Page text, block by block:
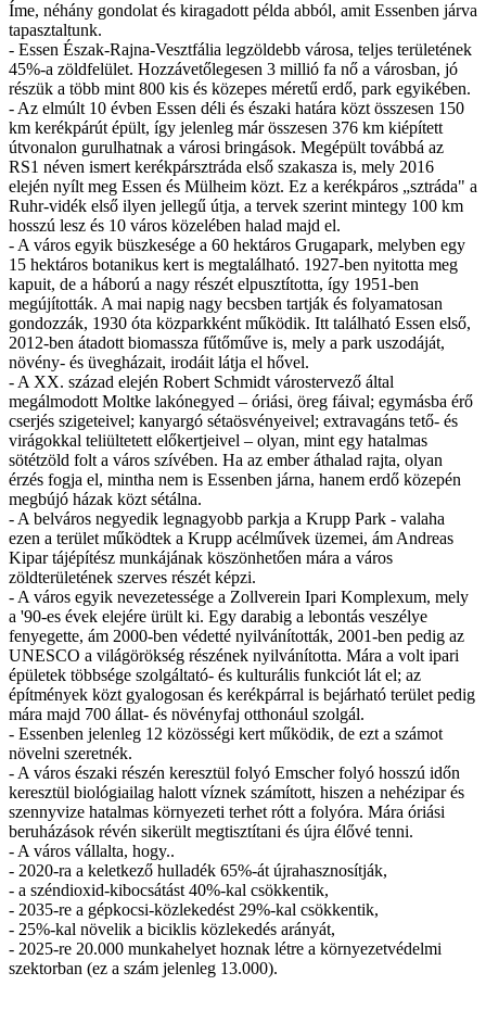
Íme, néhány gondolat és kiragadott példa abból, amit Essenben járva
tapasztaltunk.
- Essen Észak-Rajna-Vesztfália legzöldebb városa, teljes területének
45%-a zöldfelület. Hozzávetőlegesen 3 millió fa nő a városban, jó
részük a több mint 800 kis és közepes méretű erdő, park egyikében.
- Az elmúlt 10 évben Essen déli és északi határa közt összesen 150
km kerékpárút épült, így jelenleg már összesen 376 km kiépített
útvonalon gurulhatnak a városi bringások. Megépült továbbá az
RS1 néven ismert kerékpársztráda első szakasza is, mely 2016
elején nyílt meg Essen és Mülheim közt. Ez a kerékpáros „sztráda" a
Ruhr-vidék első ilyen jellegű útja, a tervek szerint mintegy 100 km
hosszú lesz és 10 város közelében halad majd el.
- A város egyik büszkesége a 60 hektáros Grugapark, melyben egy
15 hektáros botanikus kert is megtalálható. 1927-ben nyitotta meg
kapuit, de a háború a nagy részét elpusztította, így 1951-ben
megújították. A mai napig nagy becsben tartják és folyamatosan
gondozzák, 1930 óta közparkként működik. Itt található Essen első,
2012-ben átadott biomassza fűtőműve is, mely a park uszodáját,
növény- és üvegházait, irodáit látja el hővel.
- A XX. század elején Robert Schmidt várostervező által
megálmodott Moltke lakónegyed – óriási, öreg fáival; egymásba érő
cserjés szigeteivel; kanyargó sétaösvényeivel; extravagáns tető- és
virágokkal teliültetett előkertjeivel – olyan, mint egy hatalmas
sötétzöld folt a város szívében. Ha az ember áthalad rajta, olyan
érzés fogja el, mintha nem is Essenben járna, hanem erdő közepén
megbújó házak közt sétálna.
- A belváros negyedik legnagyobb parkja a Krupp Park - valaha
ezen a terület működtek a Krupp acélművek üzemei, ám Andreas
Kipar tájépítész munkájának köszönhetően mára a város
zöldterületének szerves részét képzi.
- A város egyik nevezetessége a Zollverein Ipari Komplexum, mely
a '90-es évek elejére ürült ki. Egy darabig a lebontás veszélye
fenyegette, ám 2000-ben védetté nyilvánították, 2001-ben pedig az
UNESCO a világörökség részének nyilvánította. Mára a volt ipari
épületek többsége szolgáltató- és kulturális funkciót lát el; az
építmények közt gyalogosan és kerékpárral is bejárható terület pedig
mára majd 700 állat- és növényfaj otthonául szolgál.
- Essenben jelenleg 12 közösségi kert működik, de ezt a számot
növelni szeretnék.
- A város északi részén keresztül folyó Emscher folyó hosszú időn
keresztül biológiailag halott víznek számított, hiszen a nehézipar és
szennyvize hatalmas környezeti terhet rótt a folyóra. Mára óriási
beruházások révén sikerült megtisztítani és újra élővé tenni.
- A város vállalta, hogy..
- 2020-ra a keletkező hulladék 65%-át újrahasznosítják,
- a széndioxid-kibocsátást 40%-kal csökkentik,
- 2035-re a gépkocsi-közlekedést 29%-kal csökkentik,
- 25%-kal növelik a biciklis közlekedés arányát,
- 2025-re 20.000 munkahelyet hoznak létre a környezetvédelmi
szektorban (ez a szám jelenleg 13.000).